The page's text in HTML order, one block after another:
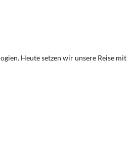
Heute setzen wir unsere Reise mit